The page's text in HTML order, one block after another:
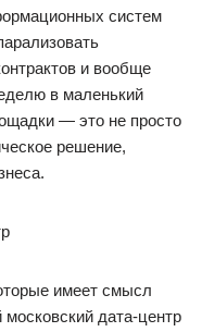
систем
и вообще
в маленький
— это не просто
решение,
имеет смысл
дата-центр